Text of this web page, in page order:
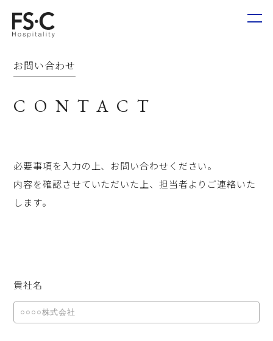
お問い合わせ
CONTACT
必要事項を入力の上、お問い合わせください。
内容を確認させていただいた上、担当者よりご連絡いた
します。
貴社名